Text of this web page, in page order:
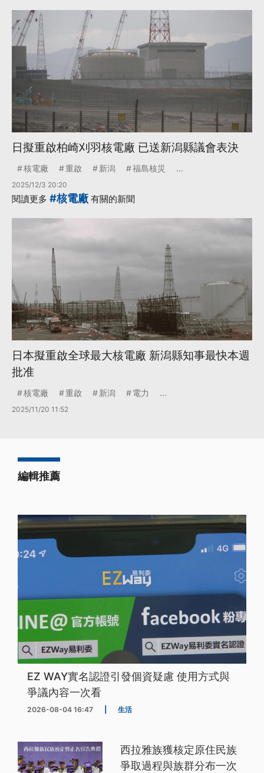
日擬重啟柏崎刈羽核電廠 已送新潟縣議會表決
核電廠 重啟 新潟 福島核災 ...
2025/12/3 20:20
閱讀更多 #核電廠 有關的新聞
日本擬重啟全球最大核電廠 新潟縣知事最快本週
批准
核電廠 重啟 新潟 電力 ...
2025/11/20 11:52
編輯推薦
EZ WAY實名認證引發個資疑慮 使用方式與
爭議內容一次看
2026-08-04 16:47 生活
西拉雅族獲核定原住民族
爭取過程與族群分布一次